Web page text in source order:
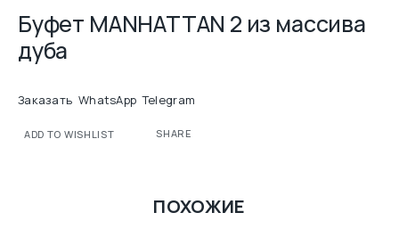
Буфет MANHATTAN 2 из массива
дуба
Заказать WhatsApp Telegram
ADD TO WISHLIST SHARE
ПОХОЖИЕ